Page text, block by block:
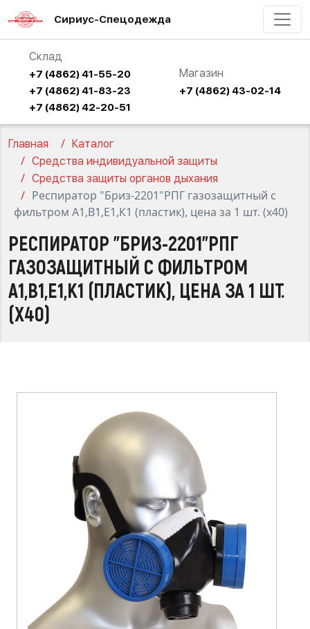
Сириус-Спецодежда
Склад
+7 (4862) 41-55-20
+7 (4862) 41-83-23
+7 (4862) 42-20-51
Магазин
+7 (4862) 43-02-14
Главная
Каталог
Средства индивидуальной защиты
Средства защиты органов дыхания
Респиратор "Бриз-2201"РПГ газозащитный с
фильтром А1,В1,Е1,К1 (пластик), цена за 1 шт. (х40)
РЕСПИРАТОР "БРИЗ-2201"РПГ
ГАЗОЗАЩИТНЫЙ С ФИЛЬТРОМ
А1,В1,Е1,К1 (ПЛАСТИК), ЦЕНА ЗА 1 ШТ.
(Х40)